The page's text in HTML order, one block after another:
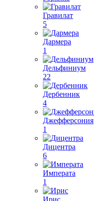
Гравилат
5
Дармера
1
Дельфиниум
22
Дербенник
4
Джефферсония
1
Дицентра
6
Императа
1
Ирис